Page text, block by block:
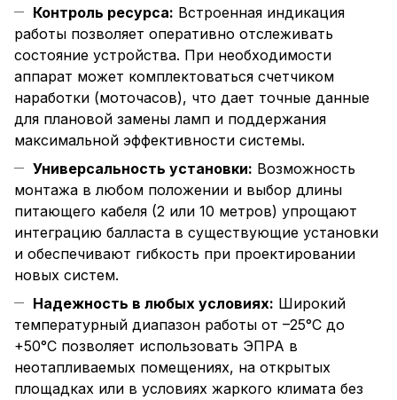
Контроль ресурса: Встроенная индикация
работы позволяет оперативно отслеживать
состояние устройства. При необходимости
аппарат может комплектоваться счетчиком
наработки (моточасов), что дает точные данные
для плановой замены ламп и поддержания
максимальной эффективности системы.
Универсальность установки: Возможность
монтажа в любом положении и выбор длины
питающего кабеля (2 или 10 метров) упрощают
интеграцию балласта в существующие установки
и обеспечивают гибкость при проектировании
новых систем.
Надежность в любых условиях: Широкий
температурный диапазон работы от –25°C до
+50°C позволяет использовать ЭПРА в
неотапливаемых помещениях, на открытых
площадках или в условиях жаркого климата без